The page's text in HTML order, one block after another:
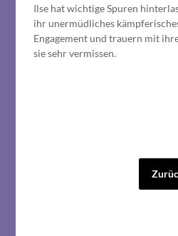
Ilse hat wichtige Spuren
ihr unermüdliches
Engagement und trauern mit
sie sehr vermissen.
Seitennummerierung